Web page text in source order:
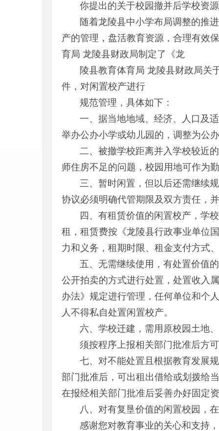
你提出的关于校园撤并后学校资
随着龙陵县中小学布局调整的推
产的管理，盘活教育资源，合理有效
育局 龙陵县财政局制定了《龙
陵县教育体育局 龙陵县财政局关
件，对闲置校产进行
规范管理，具体如下：
一、据当地地域、经济、人口及
举办公办小学或幼儿园的，调整为公
二、被撤学校距离并入学校较近
师住房不足的问题，校园用地可作为
三、暂时闲置，但以后还需继续
协议必须明确代管期限及双方责任，
四、有租赁价值的闲置校产，学
租，租赁费按《龙陵县行政事业单位
力和义务，租期时限、租金支付方式
五、无需继续使用，有处置价值
公开拍卖的方式进行处置，处置收入
办法》规定进行管理，任何单位和个
人不得私自处置闲置校产。
六、学校迁建，需用原校园土地
须按程序上报相关部门批准后方
七、对不能处置且根据教育发展
部门批准后，可出租出借给或划拨给
在报经相关部门批准后妥善办好固定
八、对有复垦价值的闲置校园，
感谢您对教育事业的关心和支持